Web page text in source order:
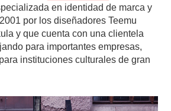
en identidad de marca y
por los diseñadores Teemu
y que cuenta con una clientela
para importantes empresas,
instituciones culturales de gran